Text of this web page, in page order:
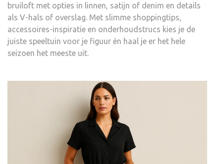
bruiloft met opties in linnen, satijn of denim en details
als V-hals of overslag. Met slimme shoppingtips,
accessoires-inspiratie en onderhoudstrucs kies je de
juiste speeltuin voor je figuur én haal je er het hele
seizoen het meeste uit.